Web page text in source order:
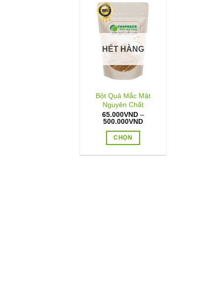
HẾT HÀNG
Bột Quả Mắc Mật
Nguyên Chất
65.000VND –
500.000VNDKhoảng
500.000VND
CHỌN